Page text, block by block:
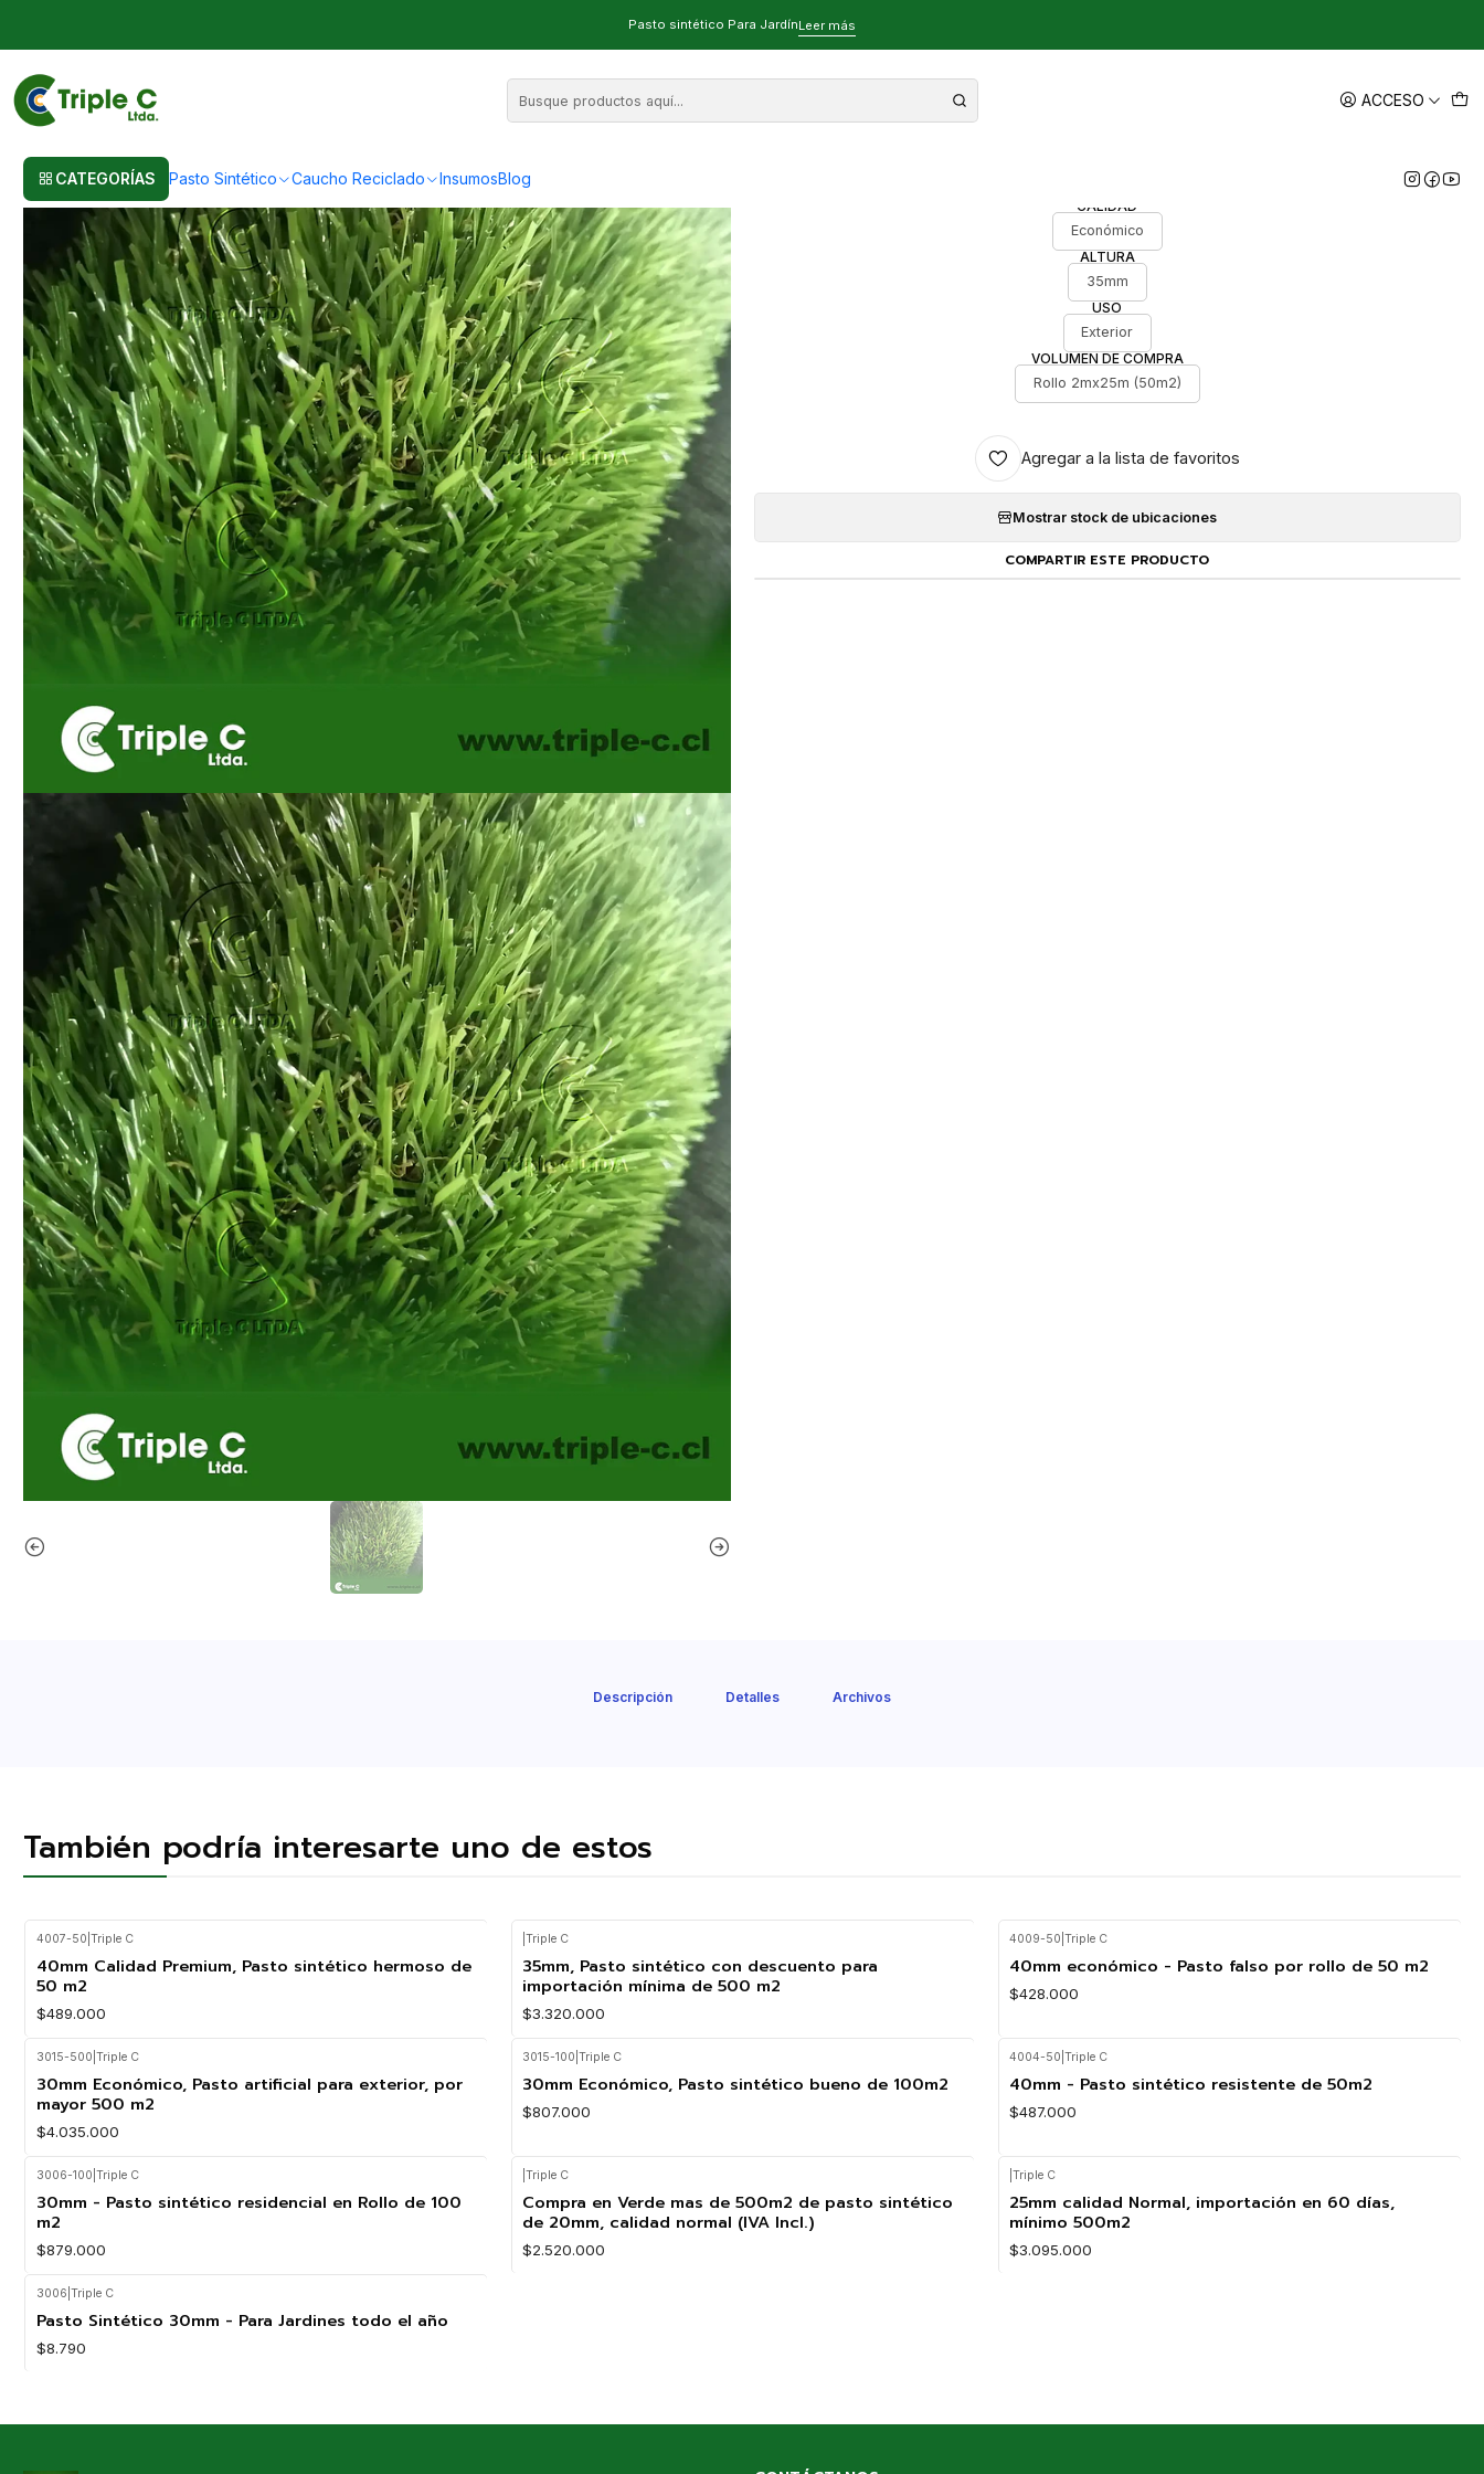
ACCESO
CATEGORÍAS Pasto Sintético Caucho Reciclado InsumosBlog
Pasto sintético Para JardínLeer más
35mm Económico - Pasto sintético por rollo de 50 m2
35mm Económico - Pasto sintético por rollo
CALIDAD
Económico
ALTURA
35mm
USO
Exterior
VOLUMEN DE COMPRA
Rollo 2mx25m (50m2)
Agregar a la lista de favoritos
Mostrar stock de ubicaciones
COMPARTIR ESTE PRODUCTO
Descripción Detalles Archivos
También podría interesarte uno de estos
4007-50 Triple C
40mm Calidad Premium, Pasto sintético hermoso de
50 m2
$489.000
|Triple C
35mm, Pasto sintético con descuento para
importación mínima de 500 m2
$3.320.000
4009-50 |Triple C
40mm económico - Pasto falso por rollo de 50 m2
$428.000
3015-500 Triple C
30mm Económico, Pasto artificial para exterior, por
mayor 500 m2
$4.035.000
3015-100 |Triple C
30mm Económico, Pasto sintético bueno de 100m2
$807.000
4004-50 |Triple C
40mm - Pasto sintético resistente de 50m2
$487.000
3006-100 Triple C
30mm - Pasto sintético residencial en Rollo de 100
m2
$879.000
|Triple C
Compra en Verde mas de 500m2 de pasto sintético
de 20mm, calidad normal (IVA Incl.)
$2.520.000
|Triple C
25mm calidad Normal, importación en 60 días,
mínimo 500m2
$3.095.000
3006 Triple C
Pasto Sintético 30mm - Para Jardines todo el año
$8.790